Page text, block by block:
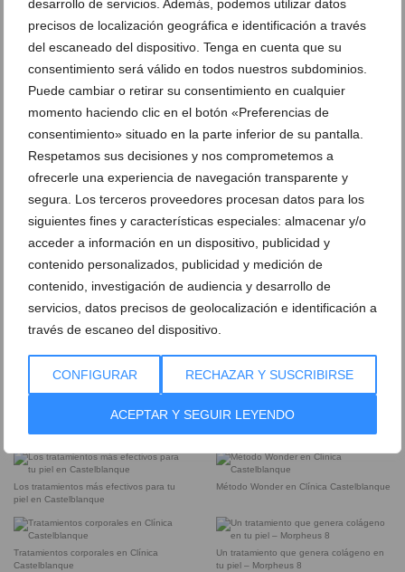
desarrollo de servicios. Además, podemos utilizar datos
precisos de localización geográfica e identificación a través
del escaneado del dispositivo. Tenga en cuenta que su
consentimiento será válido en todos nuestros subdominios.
Puede cambiar o retirar su consentimiento en cualquier
momento haciendo clic en el botón «Preferencias de
consentimiento» situado en la parte inferior de su pantalla.
Respetamos sus decisiones y nos comprometemos a
ofrecerle una experiencia de navegación transparente y
segura. Los terceros proveedores procesan datos para los
siguientes fines y características especiales: almacenar y/o
acceder a información en un dispositivo, publicidad y
contenido personalizados, publicidad y medición de
contenido, investigación de audiencia y desarrollo de
servicios, datos precisos de geolocalización e identificación a
través de escaneo del dispositivo.
CONFIGURAR RECHAZAR Y SUSCRIBIRSE
ACEPTAR Y SEGUIR LEYENDO
Peeling facial en Dénia – Clínica Doctora
Presoterapia en Dénia – Clínica Estética
Instalaciones equipadas con tecnología
punta
Sérum para prevenir el envejecimiento
Tecnología de creación de músculo y
Clínica Castelblanque, tu clínica de
medicina estética en Dénia
Los mejores tratamientos para el cuidado
de tu piel
Los tratamientos más efectivos para tu
piel en Castelblanque
Método Wonder en Clínica Castelblanque
Tratamientos corporales en Clínica
Castelblanque
Un tratamiento que genera colágeno en
tu piel – Morpheus 8